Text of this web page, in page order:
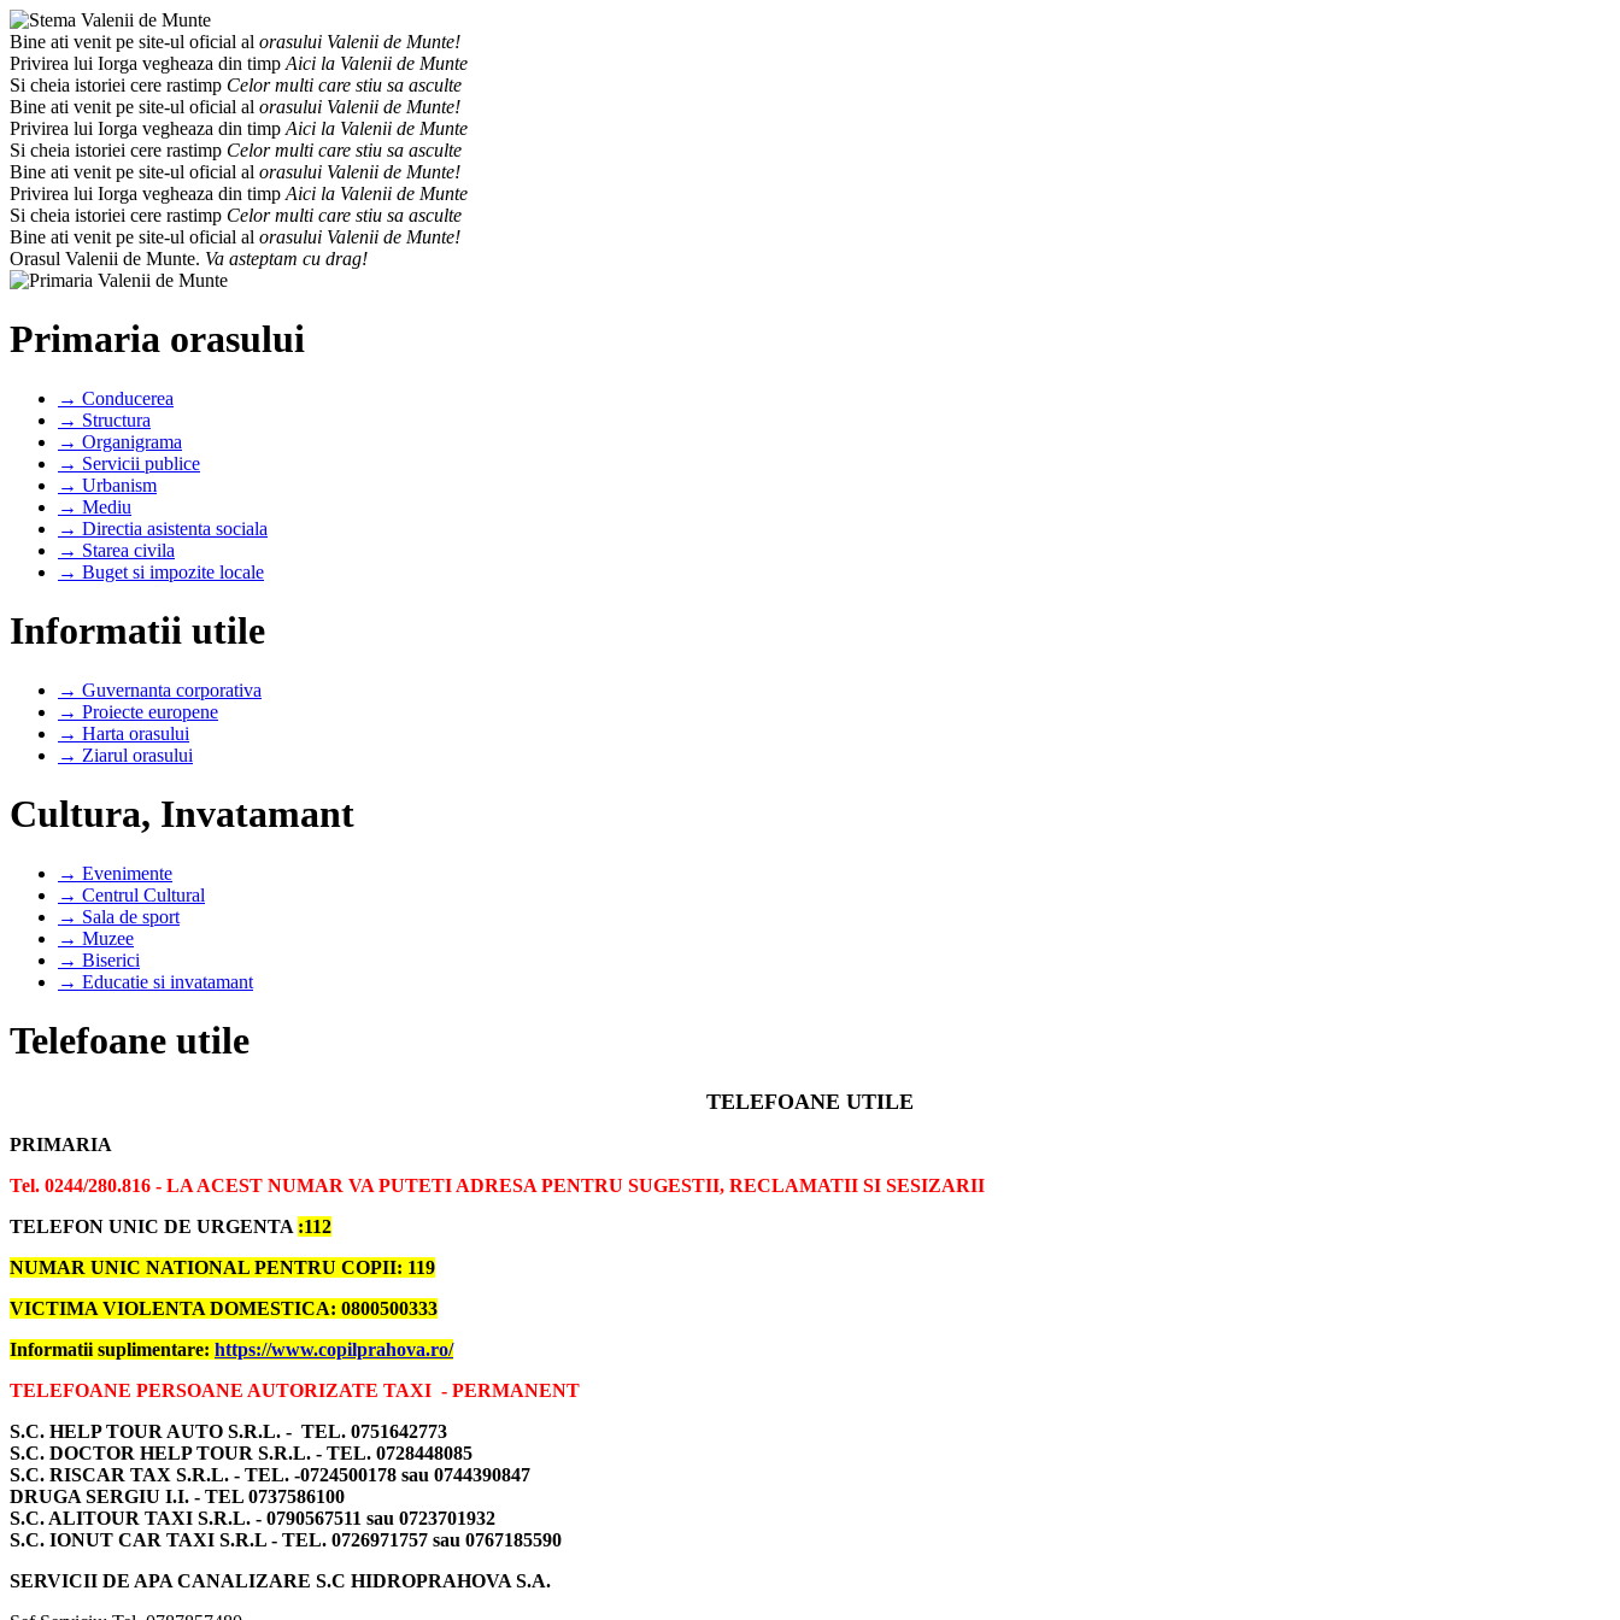
Bine ati venit pe site-ul oficial al orasului Valenii de Munte!
Privirea lui Iorga vegheaza din timp Aici la Valenii de Munte
Si cheia istoriei cere rastimp Celor multi care stiu sa asculte
Bine ati venit pe site-ul oficial al orasului Valenii de Munte!
Privirea lui Iorga vegheaza din timp Aici la Valenii de Munte
Si cheia istoriei cere rastimp Celor multi care stiu sa asculte
Bine ati venit pe site-ul oficial al orasului Valenii de Munte!
Privirea lui Iorga vegheaza din timp Aici la Valenii de Munte
Si cheia istoriei cere rastimp Celor multi care stiu sa asculte
Bine ati venit pe site-ul oficial al orasului Valenii de Munte!
Orasul Valenii de Munte. Va asteptam cu drag!
Primaria orasului
→ Conducerea
→ Structura
→ Organigrama
→ Servicii publice
→ Urbanism
→ Mediu
→ Directia asistenta sociala
→ Starea civila
→ Buget si impozite locale
Informatii utile
→ Guvernanta corporativa
→ Proiecte europene
→ Harta orasului
→ Ziarul orasului
Cultura, Invatamant
→ Evenimente
→ Centrul Cultural
→ Sala de sport
→ Muzee
→ Biserici
→ Educatie si invatamant
Telefoane utile
TELEFOANE UTILE
PRIMARIA
Tel. 0244/280.816 - LA ACEST NUMAR VA PUTETI ADRESA PENTRU SUGESTII, RECLAMATII SI SESIZARII
TELEFON UNIC DE URGENTA :112
NUMAR UNIC NATIONAL PENTRU COPII: 119
VICTIMA VIOLENTA DOMESTICA: 0800500333
Informatii suplimentare: https://www.copilprahova.ro/
TELEFOANE PERSOANE AUTORIZATE TAXI - PERMANENT
S.C. HELP TOUR AUTO S.R.L. - TEL. 0751642773
S.C. DOCTOR HELP TOUR S.R.L. - TEL. 0728448085
S.C. RISCAR TAX S.R.L. - TEL. -0724500178 sau 0744390847
DRUGA SERGIU I.I. - TEL 0737586100
S.C. ALITOUR TAXI S.R.L. - 0790567511 sau 0723701932
S.C. IONUT CAR TAXI S.R.L - TEL. 0726971757 sau 0767185590
SERVICII DE APA CANALIZARE S.C HIDROPRAHOVA S.A.